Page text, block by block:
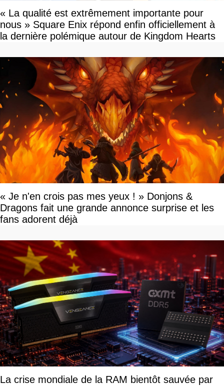
« La qualité est extrêmement importante pour
nous » Square Enix répond enfin officiellement à
la dernière polémique autour de Kingdom Hearts
« Je n'en crois pas mes yeux ! » Donjons &
Dragons fait une grande annonce surprise et les
fans adorent déjà
La crise mondiale de la RAM bientôt sauvée par